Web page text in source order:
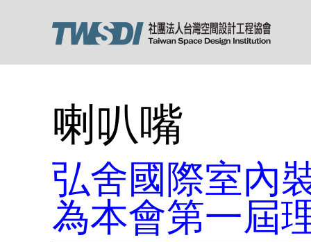
喇叭嘴
弘舍國際室內
為本會第一屆